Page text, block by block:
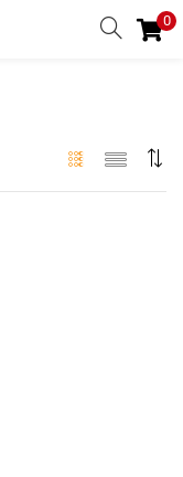
0
REGISTRARSE